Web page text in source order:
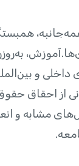
و
از احقاق
مشابه و